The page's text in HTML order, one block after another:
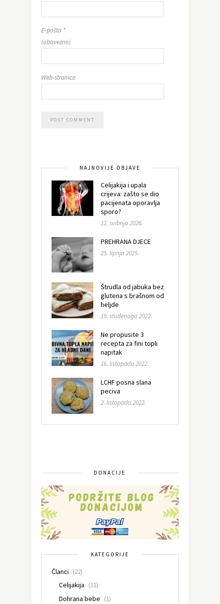
E-pošta *
(obavezno)
Web-stranica
NAJNOVIJE OBJAVE
Celijakija i upala
crijeva: zašto se dio
pacijenata oporavlja
sporo?
12. svibnja 2026.
PREHRANA DJECE
25. lipnja 2025.
Štrudla od jabuka bez
glutena s brašnom od
heljde
19. studenoga 2022.
Ne propusite 3
recepta za fini topli
napitak
16. listopada 2022.
LCHF posna slana
peciva
2. listopada 2022.
DONACIJE
KATEGORIJE
Članci (22)
Celijakija (11)
Dohrana bebe (1)